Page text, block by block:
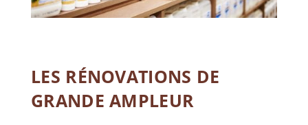
LES RÉNOVATIONS DE
GRANDE AMPLEUR